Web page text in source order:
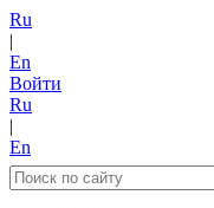
Ru
|
En
Войти
Ru
|
En